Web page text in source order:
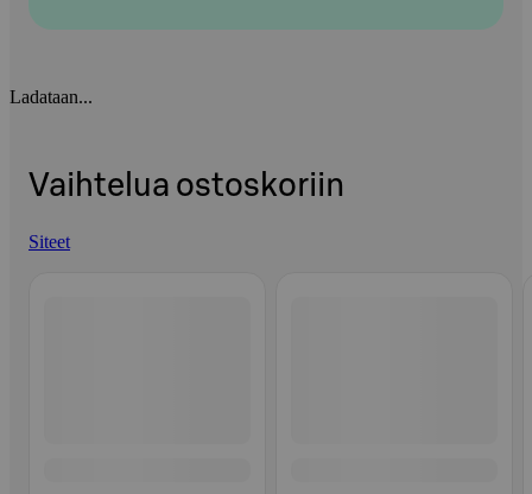
Ladataan...
Vaihtelua ostoskoriin
Siteet